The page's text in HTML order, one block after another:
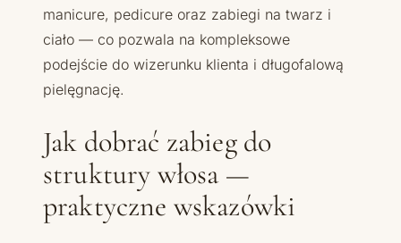
manicure, pedicure oraz zabiegi na twarz i
ciało — co pozwala na kompleksowe
podejście do wizerunku klienta i długofalową
pielęgnację.
Jak dobrać zabieg do
struktury włosa —
praktyczne wskazówki